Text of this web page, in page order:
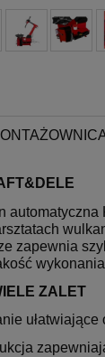
zapewnia
ZALET
ułatwiające